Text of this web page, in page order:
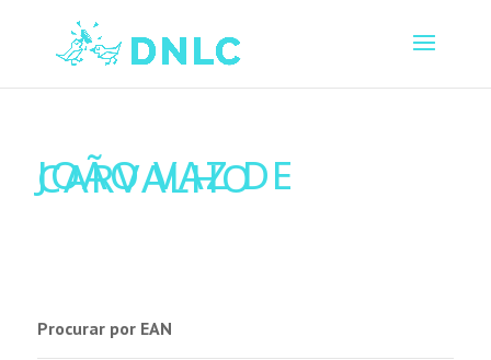
JOÃO VAZ DE
CARVALHO
Procurar por EAN